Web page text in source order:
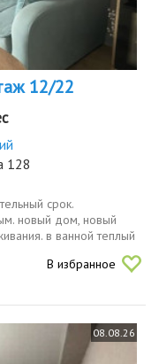
12/22
128
срок.
новый дом, новый
в ванной теплый
хол. и гор. вода по
В избранное
08.08.26